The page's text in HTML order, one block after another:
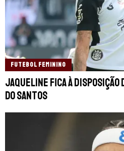
FUTEBOL FEMININO
Jaqueline fica à
do Santos